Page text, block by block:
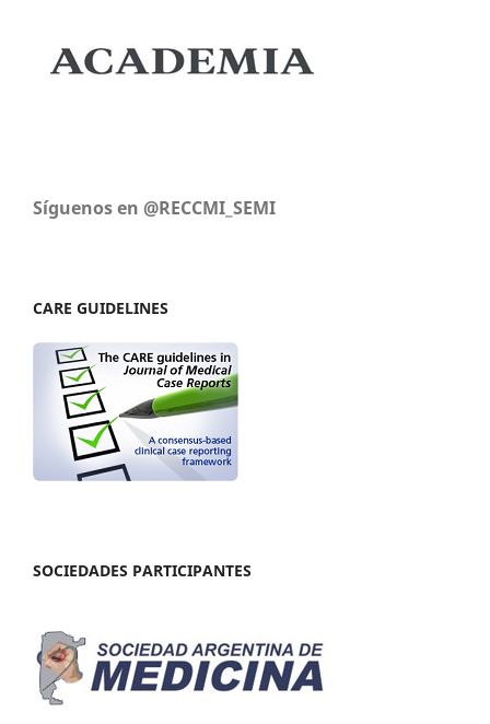
Síguenos en @RECCMI_SEMI
CARE GUIDELINES
SOCIEDADES PARTICIPANTES